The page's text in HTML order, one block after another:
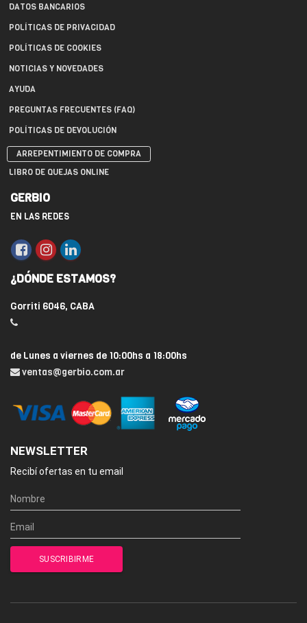
DATOS BANCARIOS
POLÍTICAS DE PRIVACIDAD
POLÍTICAS DE COOKIES
NOTICIAS Y NOVEDADES
AYUDA
PREGUNTAS FRECUENTES (FAQ)
POLÍTICAS DE DEVOLUCIÓN
ARREPENTIMIENTO DE COMPRA
LIBRO DE QUEJAS ONLINE
GERBIO
EN LAS REDES
¿DÓNDE ESTAMOS?
Gorriti 6046, CABA
de Lunes a viernes de 10:00hs a 18:00hs
ventas@gerbio.com.ar
NEWSLETTER
Recibí ofertas en tu email